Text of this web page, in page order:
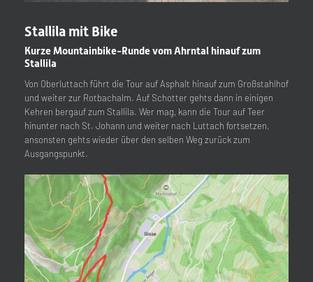
Stallila mit Bike
Kurze Mountainbike-Runde vom Ahrntal hinauf zum
Stallila
Von Oberluttach führt die Tour auf Asphalt hinauf zum Großstahlhof
und weiter zur Rotbachalm. Auf Schotter gehts dann in einigen
Kehren bergauf zum Stallila. Wer mag, kann die Tour auf Teer
hinunter nach St. Johann und weiter nach Luttach fortsetzen,
ansonsten gehts wieder über den selben Weg zurück zum
Ausgangspunkt.
*Pflichtfelder
Anfragen